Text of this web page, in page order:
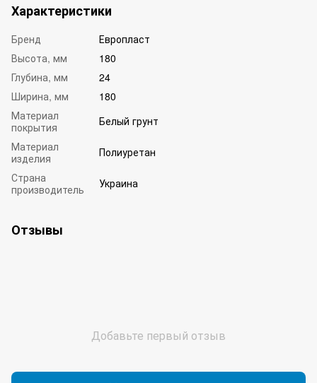
Характеристики
Бренд
Европласт
Высота, мм
180
Глубина, мм
24
Ширина, мм
180
Материал
покрытия
Белый грунт
Материал
изделия
Полиуретан
Страна
производитель
Украина
Отзывы
Добавьте первый отзыв